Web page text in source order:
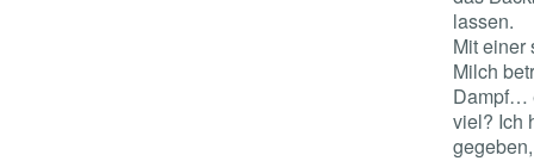
lassen.
Mit einer
Milch
Dampf…
viel? Ich